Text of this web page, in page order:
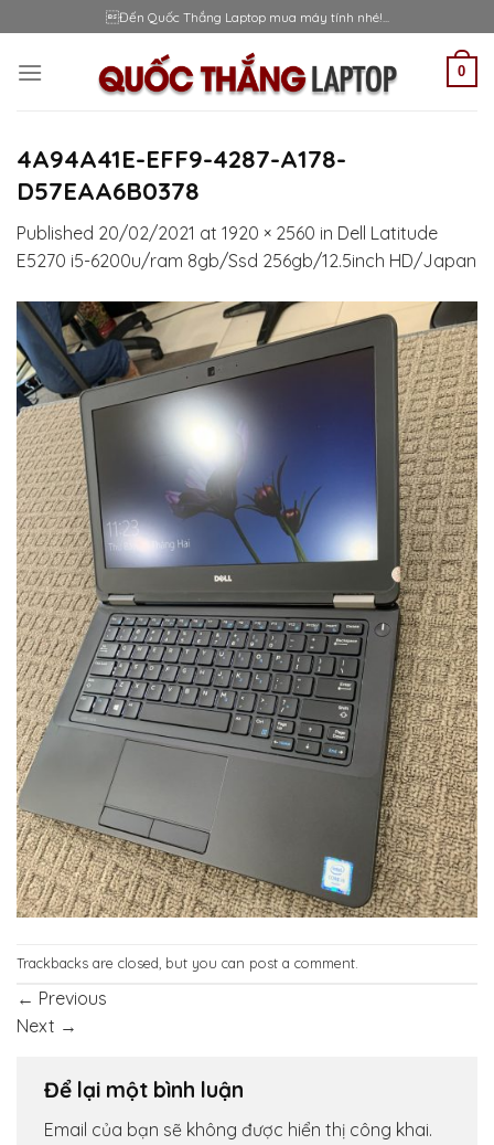
to
content
Đến Quốc Thắng Laptop mua máy tính nhé!...
0
4A94A41E-EFF9-4287-A178-
D57EAA6B0378
Published 20/02/2021 at 1920 × 2560 in Dell Latitude
E5270 i5-6200u/ram 8gb/Ssd 256gb/12.5inch HD/Japan
Trackbacks are closed, but you can post a comment
← Previous
Next →
Để lại một bình luận
Email của bạn sẽ không được hiển thị công khai.